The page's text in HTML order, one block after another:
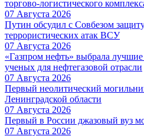
торгово-логистического
07 Августа 2026
Путин обсудил с Совбезом
террористических атак ВСУ
07 Августа 2026
«Газпром нефть» выбрала
ученых для нефтегазовой отрасли
07 Августа 2026
Первый неолитический
Ленинградской области
07 Августа 2026
Первый в России джазовый вуз
07 Августа 2026